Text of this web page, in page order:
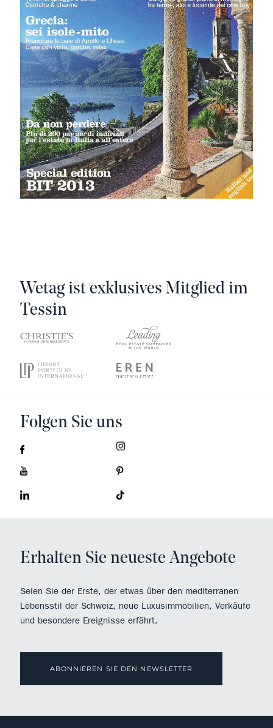
Wetag ist exklusives Mitglied im
Tessin
Folgen Sie uns
Erhalten Sie neueste Angebote
Seien Sie der Erste, der etwas über den mediterranen
Lebensstil der Schweiz, neue Luxusimmobilien, Verkäufe
und besondere Ereignisse erfährt.
ABONNIEREN SIE DEN NEWSLETTER